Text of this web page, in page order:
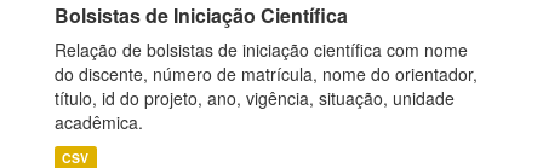
Bolsistas de Iniciação Científica
Relação de bolsistas de iniciação científica com nome
do discente, número de matrícula, nome do orientador,
título, id do projeto, ano, vigência, situação, unidade
acadêmica.
CSV